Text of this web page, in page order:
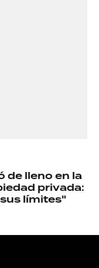
de lleno en la
privada:
límites"